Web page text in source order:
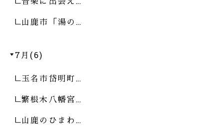
山鹿市「湯の…
7月(6)
玉名市岱明町…
繁根木八幡宮…
山鹿のひまわ…